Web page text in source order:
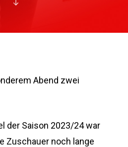
Abend zwei
der Saison 2023/24 war
Zuschauer noch lange